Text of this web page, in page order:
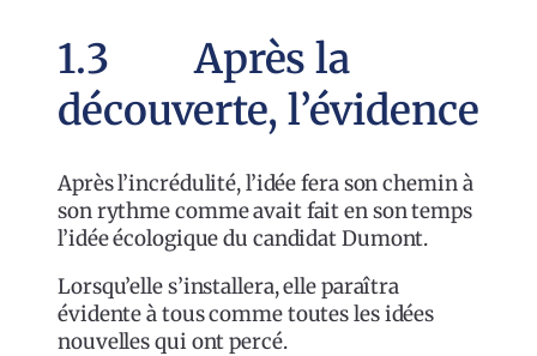
1.3 Après la
découverte, l’évidence
Après l’incrédulité, l’idée fera son chemin à
son rythme comme avait fait en son temps
l’idée écologique du candidat Dumont.
Lorsqu’elle s’installera, elle paraîtra
évidente à tous comme toutes les idées
nouvelles qui ont percé.